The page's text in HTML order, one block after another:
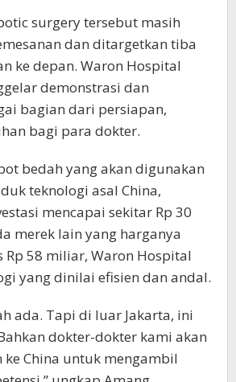
surgery tersebut masih
dan ditargetkan tiba
ke depan. Waron Hospital
demonstrasi dan
bagian dari persiapan,
bagi para dokter.
bedah yang akan digunakan
teknologi asal China,
mencapai sekitar Rp 30
merek lain yang harganya
Rp 58 miliar, Waron Hospital
yang dinilai efisien dan andal.
ada. Tapi di luar Jakarta, ini
dokter-dokter kami akan
China untuk mengambil